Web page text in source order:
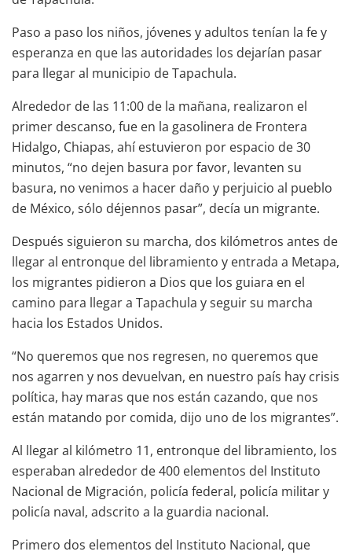
Paso a paso los niños, jóvenes y adultos tenían la fe y
esperanza en que las autoridades los dejarían pasar
para llegar al municipio de Tapachula.
Alrededor de las 11:00 de la mañana, realizaron el
primer descanso, fue en la gasolinera de Frontera
Hidalgo, Chiapas, ahí estuvieron por espacio de 30
minutos, “no dejen basura por favor, levanten su
basura, no venimos a hacer daño y perjuicio al pueblo
de México, sólo déjennos pasar”, decía un migrante.
Después siguieron su marcha, dos kilómetros antes de
llegar al entronque del libramiento y entrada a Metapa,
los migrantes pidieron a Dios que los guiara en el
camino para llegar a Tapachula y seguir su marcha
hacia los Estados Unidos.
“No queremos que nos regresen, no queremos que
nos agarren y nos devuelvan, en nuestro país hay crisis
política, hay maras que nos están cazando, que nos
están matando por comida, dijo uno de los migrantes”.
Al llegar al kilómetro 11, entronque del libramiento, los
esperaban alrededor de 400 elementos del Instituto
Nacional de Migración, policía federal, policía militar y
policía naval, adscrito a la guardia nacional.
Primero dos elementos del Instituto Nacional, que